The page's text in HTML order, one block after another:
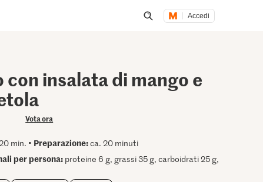
Accedi
con insalata di mango e
Vota ora
min. • Preparazione:ca. 20 minuti
per persona: proteine 6 g, grassi 35 g, carboidrati 25 g,